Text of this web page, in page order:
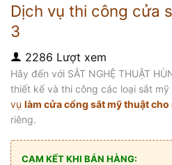
Dịch vụ thi công cửa
3
2286 Lượt xem
Hãy đến với SẮT NGHỆ THUẬT
thiết kế và thi công các loại sắt
vụ làm cửa cổng sắt mỹ thuậtcho
riêng.
CAM KẾT KHI BÁN HÀNG: